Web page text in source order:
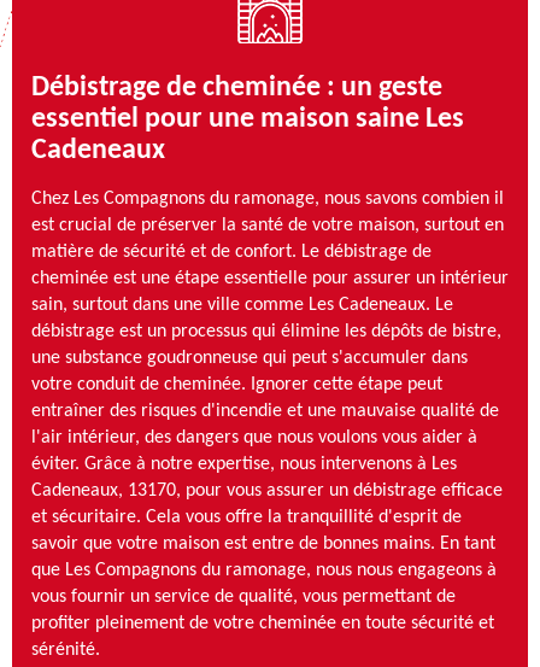
Débistrage de cheminée : un geste
essentiel pour une maison saine Les
Cadeneaux
Chez Les Compagnons du ramonage, nous savons combien il
est crucial de préserver la santé de votre maison, surtout en
matière de sécurité et de confort. Le débistrage de
cheminée est une étape essentielle pour assurer un intérieur
sain, surtout dans une ville comme Les Cadeneaux. Le
débistrage est un processus qui élimine les dépôts de bistre,
une substance goudronneuse qui peut s'accumuler dans
votre conduit de cheminée. Ignorer cette étape peut
entraîner des risques d'incendie et une mauvaise qualité de
l'air intérieur, des dangers que nous voulons vous aider à
éviter. Grâce à notre expertise, nous intervenons à Les
Cadeneaux, 13170, pour vous assurer un débistrage efficace
et sécuritaire. Cela vous offre la tranquillité d'esprit de
savoir que votre maison est entre de bonnes mains. En tant
que Les Compagnons du ramonage, nous nous engageons à
vous fournir un service de qualité, vous permettant de
profiter pleinement de votre cheminée en toute sécurité et
sérénité.